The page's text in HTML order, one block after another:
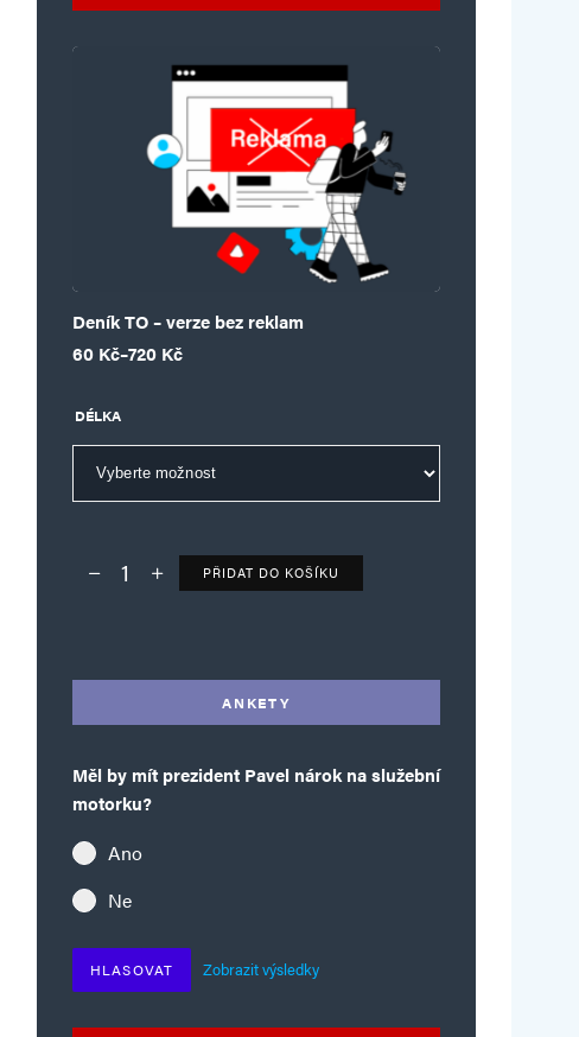
Deník TO – verze bez reklam
60 Kč–720 Kč
Rozpětí cen: 60 Kč až 720 Kč
DÉLKA
Deník TO – verze bez reklam množství
PŘIDAT DO KOŠÍKU
ANKETY
Měl by mít prezident Pavel nárok na služební
motorku?
Ano
Ne
HLASOVAT Zobrazit výsledky